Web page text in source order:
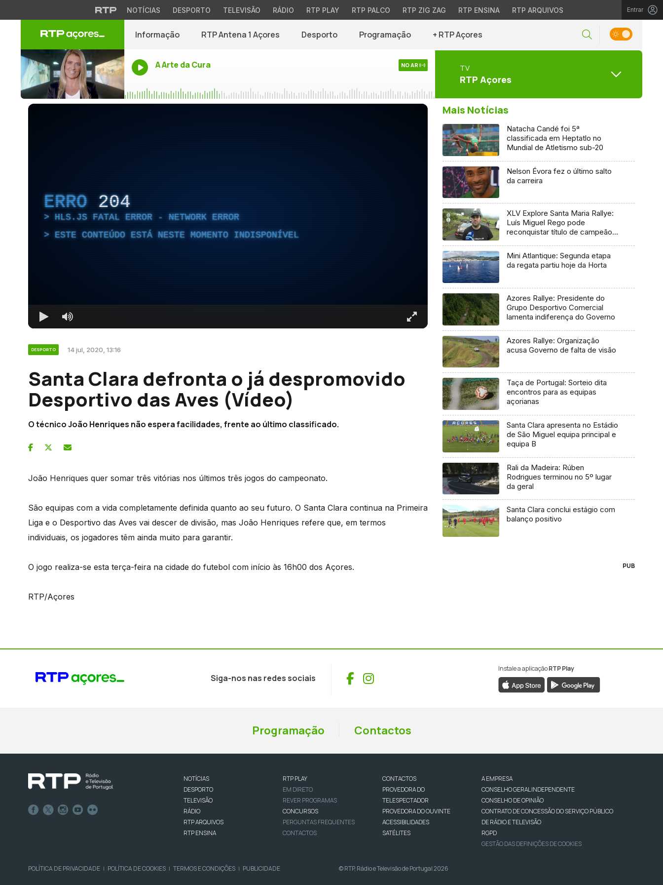
NOTÍCIAS DESPORTO TELEVISÃO RÁDIO RTP PLAY RTP PALCO RTP ZIG ZAG RTP ENSINA RTP ARQUIVOS Entrar
Informação RTP Antena 1 Açores Desporto Programação + RTP Açores
A Arte da Cura NO AR TV
RTP Açores
ERRO 204
HLS.JS FATAL ERROR - NETWORK ERROR
ESTE CONTEÚDO ESTÁ NESTE MOMENTO INDISPONÍVEL
DESPORTO 14 jul, 2020, 13:16
Santa Clara defronta o já despromovido
Desportivo das Aves (Vídeo)
O técnico João Henriques não espera facilidades, frente ao último classificado.
João Henriques quer somar três vitórias nos últimos três jogos do campeonato.
São equipas com a vida completamente definida quanto ao seu futuro. O Santa Clara continua na Primeira
Liga e o Desportivo das Aves vai descer de divisão, mas João Henriques refere que, em termos
individuais, os jogadores têm ainda muito para garantir.
O jogo realiza-se esta terça-feira na cidade do futebol com início às 16h00 dos Açores.
RTP/Açores
Mais Notícias
Natacha Candé foi 5ª
classificada em Heptatlo no
Mundial de Atletismo sub-20
Nelson Évora fez o último salto
da carreira
XLV Explore Santa Maria Rallye:
Luís Miguel Rego pode
reconquistar título de campeão
Mini Atlantique: Segunda etapa
da regata partiu hoje da Horta
Azores Rallye: Presidente do
Grupo Desportivo Comercial
lamenta indiferença do Governo
Azores Rallye: Organização
acusa Governo de falta de visão
Taça de Portugal: Sorteio dita
encontros para as equipas
açorianas
Santa Clara apresenta no Estádio
de São Miguel equipa principal e
equipa B
Rali da Madeira: Rúben
Rodrigues terminou no 5º lugar
da geral
Santa Clara conclui estágio com
balanço positivo
PUB
Siga-nos nas redes sociais Facebook
Instagram
Instale a aplicaçãoRTP Play
Programação Contactos
NOTÍCIAS
DESPORTO
TELEVISÃO
RÁDIO
RTP ARQUIVOS
RTP ENSINA
RTP PLAY
EM DIRETO
REVER PROGRAMAS
CONCURSOS
PERGUNTAS FREQUENTES
CONTACTOS
CONTACTOS
PROVEDORA DO
TELESPECTADOR
PROVEDORA DO OUVINTE
ACESSIBILIDADES
SATÉLITES
A EMPRESA
CONSELHO GERAL INDEPENDENTE
CONSELHO DE OPINIÃO
CONTRATO DE CONCESSÃO DO SERVIÇO PÚBLICO
DE RÁDIO E TELEVISÃO
RGPD
GESTÃO DAS DEFINIÇÕES DE COOKIES
POLÍTICA DE PRIVACIDADE | POLÍTICA DE COOKIES | TERMOS E CONDIÇÕES | PUBLICIDADE © RTP, Rádio e Televisão de Portugal 2026